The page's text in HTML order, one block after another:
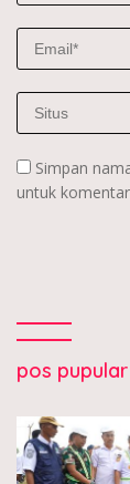
Simpan
untuk
pos pupular